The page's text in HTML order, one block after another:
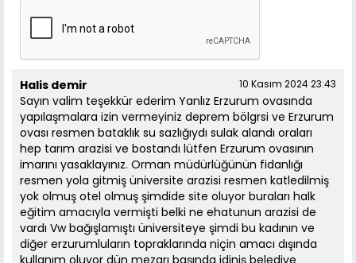
Halis demir 10 Kasım 2024 23:43
Sayın valim teşekkür ederim Yanlız Erzurum ovasında
yapılaşmalara izin vermeyiniz deprem bölgrsi ve Erzurum
ovası resmen bataklık su sazlığıydı sulak alandı oraları
hep tarım arazisi ve bostandı lütfen Erzurum ovasının
imarını yasaklayınız. Orman müdürlüğünün fidanlığı
resmen yola gitmiş üniversite arazisi resmen katledilmiş
yok olmuş otel olmuş şimdide site oluyor buraları halk
eğitim amacıyla vermişti belki ne ehatunun arazisi de
vardı Vw bağışlamıştı üniversiteye şimdi bu kadının ve
diğer erzurumluların topraklarında niçin amacı dışında
kullanım oluyor dün mezarı başında idiniş belediye